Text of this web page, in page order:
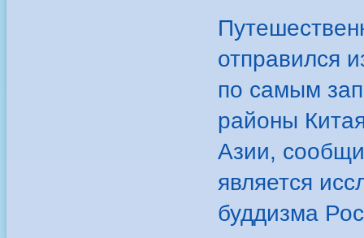
отправился
по самым
районы
Азии,
является
буддизма